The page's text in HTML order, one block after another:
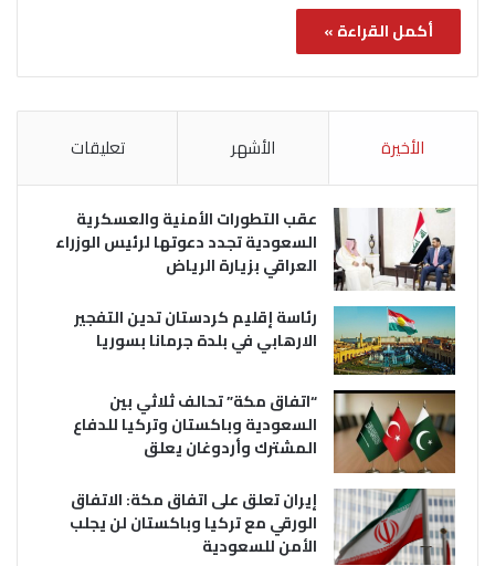
أكمل القراءة »
الأخيرة الأشهر تعليقات
عقب التطورات الأمنية والعسكرية
السعودية تجدد دعوتها لرئيس الوزراء
العراقي بزيارة الرياض
رئاسة إقليم كردستان تدين التفجير
الارهابي في بلدة جرمانا بسوريا
“اتفاق مكة” تحالف ثلاثي بين
السعودية وباكستان وتركيا للدفاع
المشترك وأردوغان يعلق
إيران تعلق على اتفاق مكة: الاتفاق
الورقي مع تركيا وباكستان لن يجلب
الأمن للسعودية